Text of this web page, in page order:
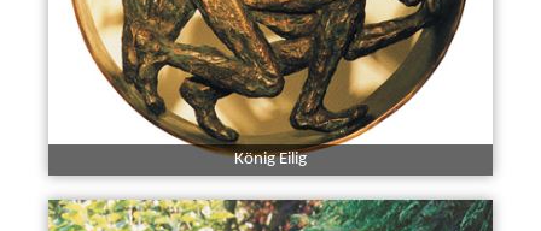
König Eilig